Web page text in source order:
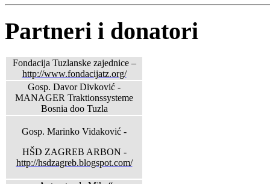
Partneri i donatori
Fondacija Tuzlanske zajednice –
http://www.fondacijatz.org/
Gosp. Davor Divković -
MANAGER Traktionssysteme
Bosnia doo Tuzla
Gosp. Marinko Vidaković -
HŠD ZAGREB ARBON -
http://hsdzagreb.blogspot.com/